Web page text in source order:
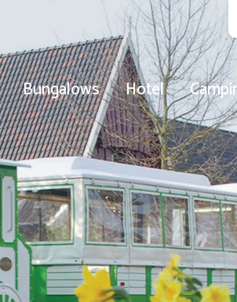
Bungalows Hotel